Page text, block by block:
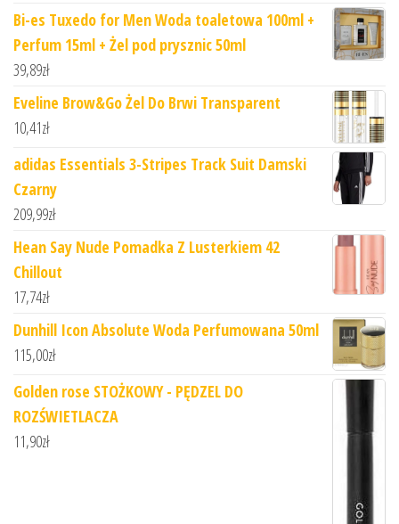
Bi-es Tuxedo for Men Woda toaletowa 100ml +
Perfum 15ml + Żel pod prysznic 50ml
39,89zł
Eveline Brow&Go Żel Do Brwi Transparent
10,41zł
adidas Essentials 3-Stripes Track Suit Damski
Czarny
209,99zł
Hean Say Nude Pomadka Z Lusterkiem 42
Chillout
17,74zł
Dunhill Icon Absolute Woda Perfumowana 50ml
115,00zł
Golden rose STOŻKOWY - PĘDZEL DO
ROZŚWIETLACZA
11,90zł